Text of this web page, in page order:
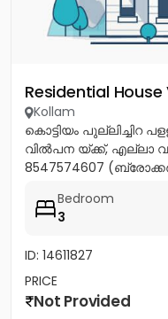
Residential
Kollam
കൊട്ടിയം പുല്ലിച്ചിറ
വിൽപന യ്ക്ക്, എല്ലാ
8547574607
Bedroom
3
ID: 14611827
PRICE
Not Provided